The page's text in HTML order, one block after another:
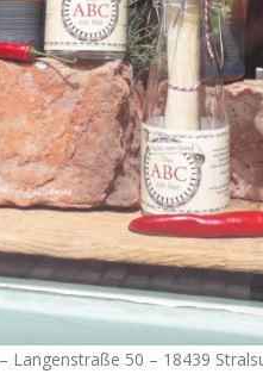
Langenstraße 50 – 18439